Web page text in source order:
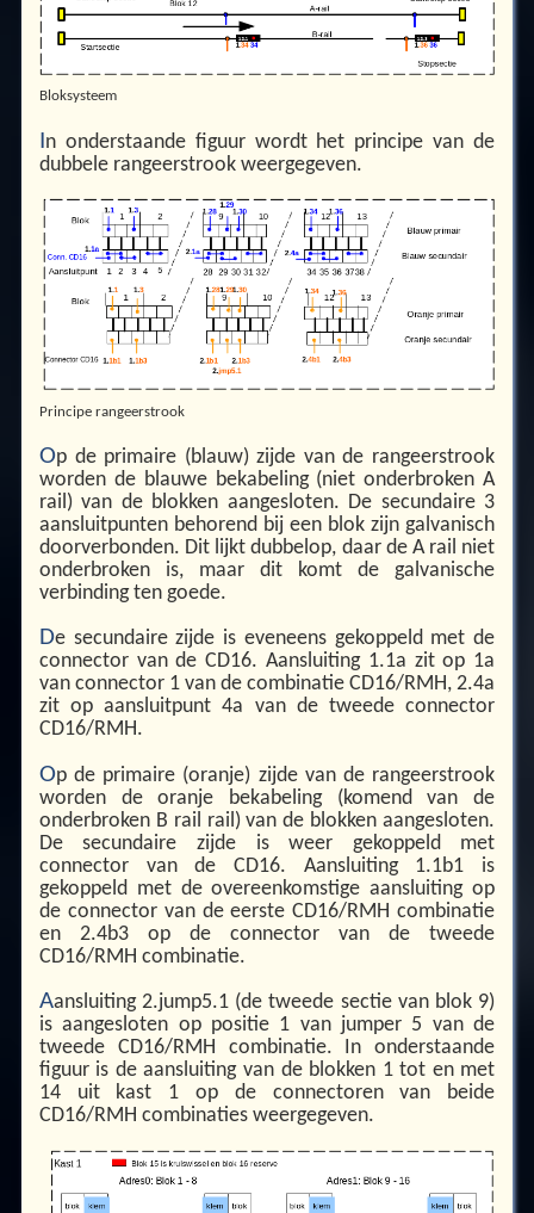
Bloksysteem
In onderstaande figuur wordt het principe van de
dubbele rangeerstrook weergegeven.
Principe rangeerstrook
Op de primaire (blauw) zijde van de rangeerstrook
worden de blauwe bekabeling (niet onderbroken A
rail) van de blokken aangesloten. De secundaire 3
aansluitpunten behorend bij een blok zijn galvanisch
doorverbonden. Dit lijkt dubbelop, daar de A rail niet
onderbroken is, maar dit komt de galvanische
verbinding ten goede.
De secundaire zijde is eveneens gekoppeld met de
connector van de CD16. Aansluiting 1.1a zit op 1a
van connector 1 van de combinatie CD16/RMH, 2.4a
zit op aansluitpunt 4a van de tweede connector
CD16/RMH.
Op de primaire (oranje) zijde van de rangeerstrook
worden de oranje bekabeling (komend van de
onderbroken B rail rail) van de blokken aangesloten.
De secundaire zijde is weer gekoppeld met
connector van de CD16. Aansluiting 1.1b1 is
gekoppeld met de overeenkomstige aansluiting op
de connector van de eerste CD16/RMH combinatie
en 2.4b3 op de connector van de tweede
CD16/RMH combinatie.
Aansluiting 2.jump5.1 (de tweede sectie van blok 9)
is aangesloten op positie 1 van jumper 5 van de
tweede CD16/RMH combinatie. In onderstaande
figuur is de aansluiting van de blokken 1 tot en met
14 uit kast 1 op de connectoren van beide
CD16/RMH combinaties weergegeven.